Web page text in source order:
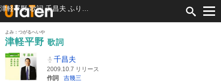
よみ：つがるへいや
津軽平野 歌詞
千昌夫
2009.10.7 リリース
作詞
吉幾三